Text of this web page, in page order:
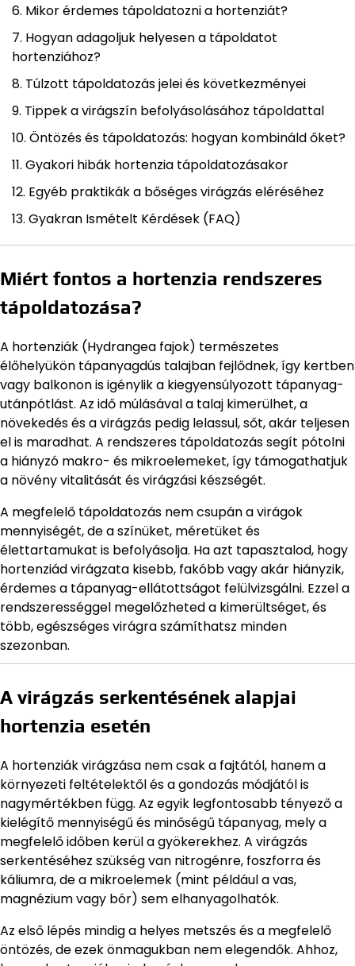
Mikor érdemes tápoldatozni a hortenziát?
Hogyan adagoljuk helyesen a tápoldatot
hortenziához?
Túlzott tápoldatozás jelei és következményei
Tippek a virágszín befolyásolásához tápoldattal
Öntözés és tápoldatozás: hogyan kombináld őket?
Gyakori hibák hortenzia tápoldatozásakor
Egyéb praktikák a bőséges virágzás eléréséhez
Gyakran Ismételt Kérdések (FAQ)
Miért fontos a hortenzia rendszeres
tápoldatozása?
A hortenziák (Hydrangea fajok) természetes
élőhelyükön tápanyagdús talajban fejlődnek, így kertben
vagy balkonon is igénylik a kiegyensúlyozott tápanyag-
utánpótlást. Az idő múlásával a talaj kimerülhet, a
növekedés és a virágzás pedig lelassul, sőt, akár teljesen
el is maradhat. A rendszeres tápoldatozás segít pótolni
a hiányzó makro- és mikroelemeket, így támogathatjuk
a növény vitalitását és virágzási készségét.
A megfelelő tápoldatozás nem csupán a virágok
mennyiségét, de a színüket, méretüket és
élettartamukat is befolyásolja. Ha azt tapasztalod, hogy
hortenziád virágzata kisebb, fakóbb vagy akár hiányzik,
érdemes a tápanyag-ellátottságot felülvizsgálni. Ezzel a
rendszerességgel megelőzheted a kimerültséget, és
több, egészséges virágra számíthatsz minden
szezonban.
A virágzás serkentésének alapjai
hortenzia esetén
A hortenziák virágzása nem csak a fajtától, hanem a
környezeti feltételektől és a gondozás módjától is
nagymértékben függ. Az egyik legfontosabb tényező a
kielégítő mennyiségű és minőségű tápanyag, mely a
megfelelő időben kerül a gyökerekhez. A virágzás
serkentéséhez szükség van nitrogénre, foszforra és
káliumra, de a mikroelemek (mint például a vas,
magnézium vagy bór) sem elhanyagolhatók.
Az első lépés mindig a helyes metszés és a megfelelő
öntözés, de ezek önmagukban nem elegendők. Ahhoz,